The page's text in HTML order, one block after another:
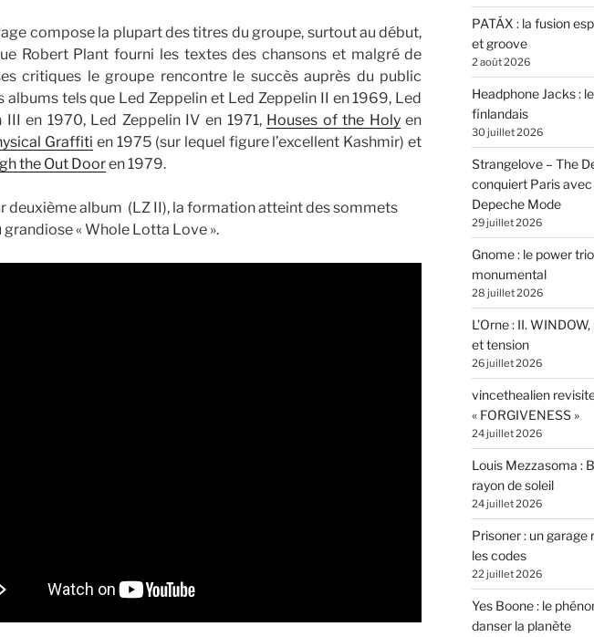
compose la plupart des titres du groupe, surtout au début,
Robert Plant fourni les textes des chansons et malgré de
critiques le groupe rencontre le succès auprès du public
albums tels que Led Zeppelin et Led Zeppelin II en 1969, Led
III en 1970, Led Zeppelin IV en 1971, Houses of the Holyen
Graffiti en 1975 (sur lequel figure l’excellent Kashmir) et
the Out Dooren 1979.
deuxième album (LZ II), la formation atteint des sommets
grandiose « Whole Lotta Love ».
PATÁX : la fusion
et groove
2 août 2026
Headphone Jacks :
finlandais
30 juillet 2026
Strangelove – The
conquiert Paris
Depeche Mode
29 juillet 2026
Gnome : le power
monumental
28 juillet 2026
L’Orne : II.
et tension
26 juillet 2026
vincethealien
« FORGIVENESS »
24 juillet 2026
Louis Mezzasoma :
rayon de soleil
24 juillet 2026
Prisoner : un
les codes
22 juillet 2026
Yes Boone : le
danser la planète